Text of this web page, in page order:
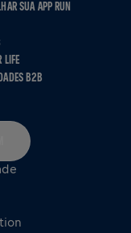
SUA APP RUN
LIFE
B2B